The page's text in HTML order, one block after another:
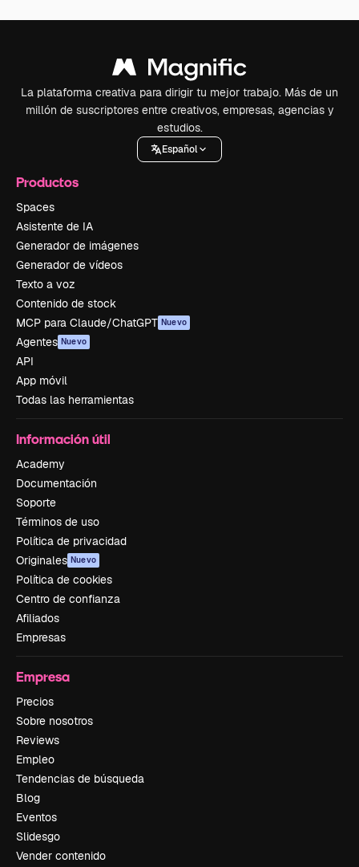
La plataforma creativa para dirigir tu mejor trabajo. Más de un
millón de suscriptores entre creativos, empresas, agencias y
estudios.
Español
Productos
Spaces
Asistente de IA
Generador de imágenes
Generador de vídeos
Texto a voz
Contenido de stock
MCP para Claude/ChatGPT Nuevo
Agentes Nuevo
API
App móvil
Todas las herramientas
Información útil
Academy
Documentación
Soporte
Términos de uso
Política de privacidad
Originales Nuevo
Política de cookies
Centro de confianza
Afiliados
Empresas
Empresa
Precios
Sobre nosotros
Reviews
Empleo
Tendencias de búsqueda
Blog
Eventos
Slidesgo
Vender contenido